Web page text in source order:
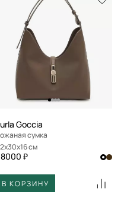
Goccia
Кожаная сумка
32x30x16 см
₽
В КОРЗИНУ